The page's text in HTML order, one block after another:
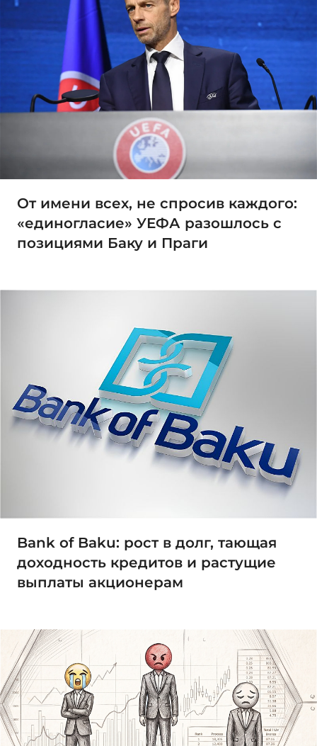
От имени всех, не спросив каждого:
«единогласие» УЕФА разошлось с
позициями Баку и Праги
Bank of Baku: рост в долг, тающая
доходность кредитов и растущие
выплаты акционерам